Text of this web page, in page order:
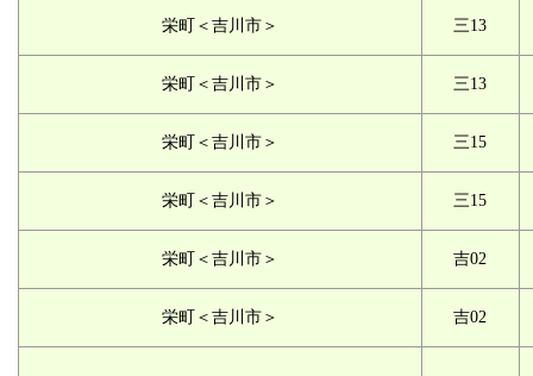
栄町＜吉川市＞ 三13
栄町＜吉川市＞ 三13
栄町＜吉川市＞ 三15
栄町＜吉川市＞ 三15
栄町＜吉川市＞ 吉02
栄町＜吉川市＞ 吉02